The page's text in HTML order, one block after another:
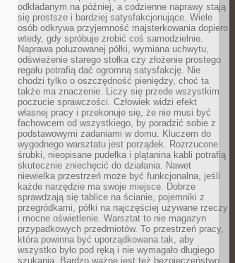
odkładanym na później, a codzienne naprawy stają
się prostsze i bardziej satysfakcjonujące. Wiele
osób odkrywa przyjemność majsterkowania dopiero
wtedy, gdy spróbuje zrobić coś samodzielnie.
Naprawa poluzowanej półki, wymiana uchwytu,
odświeżenie starego stołka czy złożenie prostego
regału potrafią dać ogromną satysfakcję. Nie
chodzi tylko o oszczędność pieniędzy, choć ta
także ma znaczenie. Liczy się przede wszystkim
poczucie sprawczości. Człowiek widzi efekt
własnej pracy i przekonuje się, że nie musi być
fachowcem od wszystkiego, by poradzić sobie z
podstawowymi zadaniami w domu. Kluczem do
wygodnego warsztatu jest porządek. Rozrzucone
śrubki, nieopisane pudełka i plątanina kabli potrafią
skutecznie zniechęcić do działania. Nawet
niewielka przestrzeń może być funkcjonalna, jeśli
każde narzędzie ma swoje miejsce. Dobrze
sprawdzają się tablice na ścianie, pojemniki z
przegródkami, półki na najczęściej używane rzeczy
i mocne oświetlenie. Warsztat to nie magazyn
przypadkowych przedmiotów. To przestrzeń pracy,
która powinna być uporządkowana tak, aby
wszystko było pod ręką i nie wymagało długiego
szukania. Bardzo ważne jest też bezpieczeństwo.